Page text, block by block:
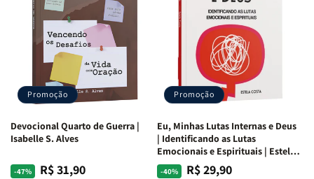
Promoção
Devocional Quarto de Guerra |
Isabelle S. Alves
-47%
Preço
PreçoR$ 31,90
Promoção
Eu, Minhas Lutas Internas e Deus
| Identificando as Lutas
Emocionais e Espirituais | Estela
Costa
-40%
Preço
PreçoR$ 29,90